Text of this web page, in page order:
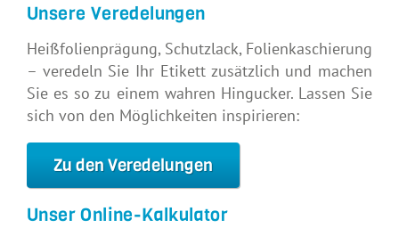
Unsere Veredelungen
Heißfolienprägung, Schutzlack, Folienkaschierung
– veredeln Sie Ihr Etikett zusätzlich und machen
Sie es so zu einem wahren Hingucker. Lassen Sie
sich von den Möglichkeiten inspirieren:
Zu den Veredelungen
Unser Online-Kalkulator